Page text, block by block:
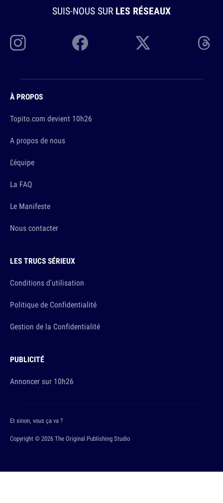
SUIS-NOUS SUR LES RÉSEAUX
À PROPOS
Topito.com devient 10h26
A propos de nous
L'équipe
La FAQ
Le Manifeste
Nous contacter
LES TRUCS SÉRIEUX
Conditions d'utilisation
Politique de Confidentialité
Gestion de la Confidentialité
PUBLICITÉ
Annoncer sur 10h26
Copyright © 2026 The Original Publishing Studio
Et sinon, vous ça va ?